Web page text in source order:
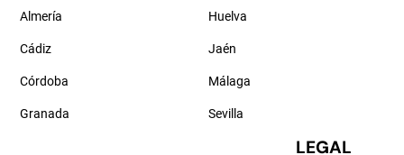
Almería
Cádiz
Córdoba
Granada
Huelva
Jaén
Málaga
Sevilla
LEGAL